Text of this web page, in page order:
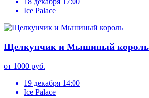
18 декабря 17:00
Ice Palace
Щелкунчик и Мышиный король
от 1000 руб.
19 декабря 14:00
Ice Palace